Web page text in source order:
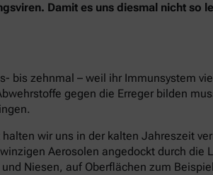
Damit es uns diesmal nicht so
bis zehnmal – weil ihr Immunsystem
gegen die Erreger bilden
wir uns in der kalten Jahreszeit
Aerosolen angedockt durch die
Niesen, auf Oberflächen zum